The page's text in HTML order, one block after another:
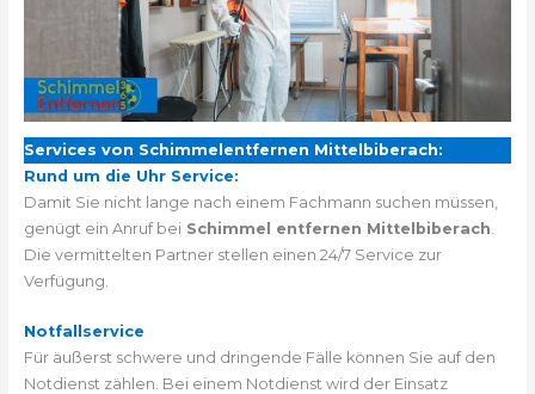
Services von Schimmelentfernen Mittelbiberach:
Rund um die Uhr Service:
Damit Sie nicht lange nach einem Fachmann suchen müssen,
genügt ein Anruf bei Schimmel entfernen Mittelbiberach
Die vermittelten Partner stellen einen 24/7 Service zur
Verfügung.
Notfallservice
Für äußerst schwere und dringende Fälle können Sie auf den
Notdienst zählen. Bei einem Notdienst wird der Einsatz